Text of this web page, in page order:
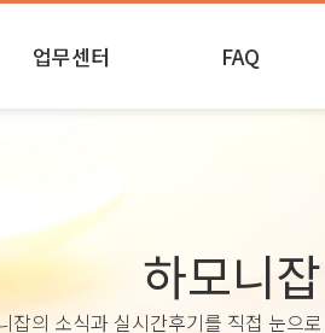
업무센터 FAQ
하모니잡
잡의 소식과 실시간후기를 직접 눈으